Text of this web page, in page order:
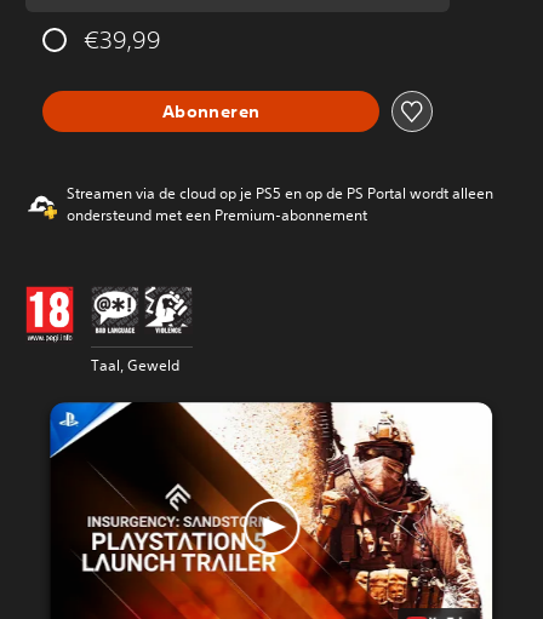
€39,99
Abonneren
Streamen via de cloud op je PS5 en op de PS Portal wordt alleen
ondersteund met een Premium-abonnement
Taal, Geweld